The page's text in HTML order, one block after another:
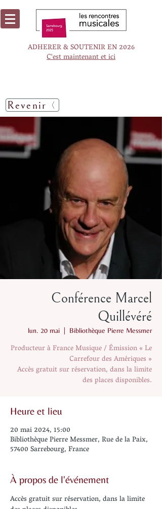
ADHERER & SOUTENIR EN 2026
C'est maintenant et ici
Revenir
Conférence Marcel
Quillévéré
lun. 20 mai Bibliothèque Pierre Messmer
Producteur à France Musique / Émission « Le
Carrefour des Amériques »
Accès gratuit sur réservation, dans la limite
des places disponibles.
Heure et lieu
20 mai 2024, 15:00
Bibliothèque Pierre Messmer, Rue de la Paix,
57400 Sarrebourg, France
À propos de l'événement
Accès gratuit sur réservation, dans la limite